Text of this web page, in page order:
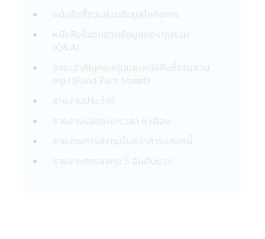
ข้อมูลอื่นๆ เกี่ยวกับท่านให้กับผู้อื่นในรูปแบบ
ต่างๆ ตามที่ระบุไว้ในส่วนนี้ของนโยบายความ
เป็นส่วนตัว
บริษัทฯ อาจจะใช้ข้อมูลส่วนบุคคลหรือข้อมูล
อื่นๆของท่าน ด้วยเหตุผลต่อไปนี้:
กับสมาชิกบริษัทในกลุ่มของ CIMB-Principal
และ Principal Financial Group :
กลุ่มของ CIMB-Principal และ Principal
Financial Group เช่น
• แนะนำสินค้าและบริการทางการเงิน เช่น
หน่วยลงทุนกองทุนรวมที่อยู่ในความสนใจของ
หนังสือชี้ชวนส่วนข้อมูลโครงการ
หนังสือชี้ชวนส่วนข้อมูลกองทุนรวม
(Q&A)
สาระสำคัญกองทุนและหนังสือชี้ชวนส่วน
สรุป (Fund Fact Sheet)
รายงานประจำปี
รายงานรอบระยะเวลา 6 เดือน
รายงานการลงทุนในตราสารแห่งหนี้
รายงานการลงทุน 5 อันดับแรก